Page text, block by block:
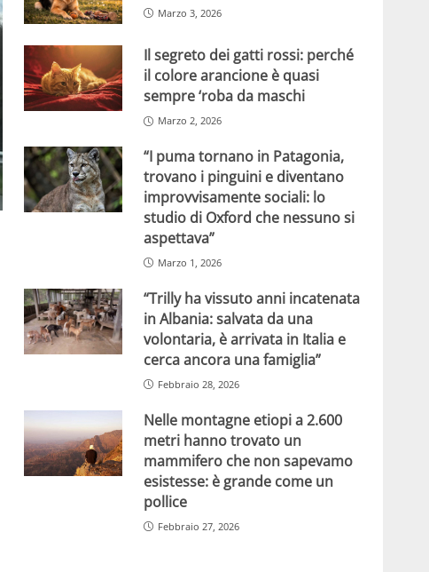
Marzo 3, 2026
Il segreto dei gatti rossi: perché
il colore arancione è quasi
sempre ‘roba da maschi
Marzo 2, 2026
“I puma tornano in Patagonia,
trovano i pinguini e diventano
improvvisamente sociali: lo
studio di Oxford che nessuno si
aspettava”
Marzo 1, 2026
“Trilly ha vissuto anni incatenata
in Albania: salvata da una
volontaria, è arrivata in Italia e
cerca ancora una famiglia”
Febbraio 28, 2026
Nelle montagne etiopi a 2.600
metri hanno trovato un
mammifero che non sapevamo
esistesse: è grande come un
pollice
Febbraio 27, 2026